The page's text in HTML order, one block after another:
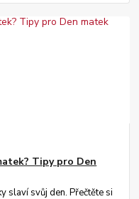
Tipy pro Den
slaví svůj den. Přečtěte si